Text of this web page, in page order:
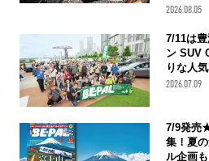
2026.08.05
7/11は
ン SUV
りな人
2026.07.09
7/9発売
集！夏
ル企画